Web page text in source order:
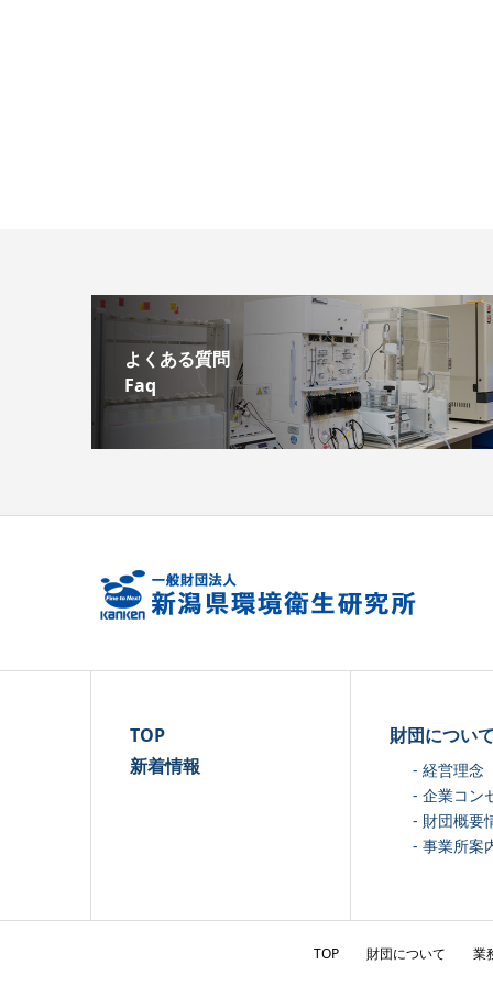
よくある質問
Faq
TOP
新着情報
財団について
- 経営理念
- 企業コン
- 財団概要
- 事業所案
TOP 財団について 業